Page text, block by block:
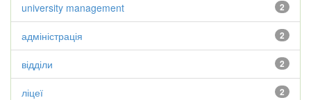
2
university management
2
адміністрація
2
відділи
2
ліцеї